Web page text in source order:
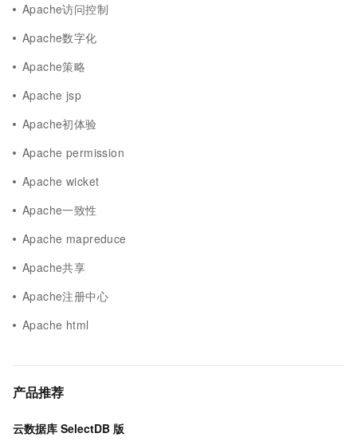
Apache访问控制
Apache数字化
Apache策略
Apache jsp
Apache初体验
Apache permission
Apache wicket
Apache一致性
Apache mapreduce
Apache共享
Apache注册中心
Apache html
产品推荐
云数据库 SelectDB 版